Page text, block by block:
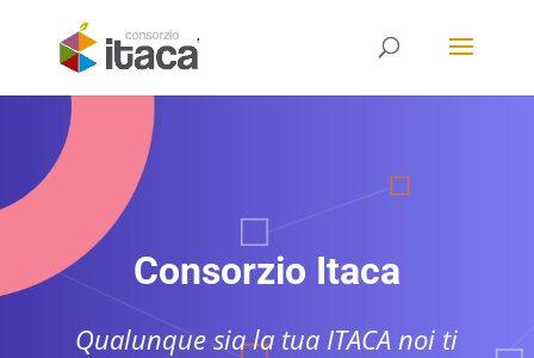
Consorzio Itaca
Qualunque sia la tua ITACA noi ti